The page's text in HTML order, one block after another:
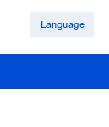
Language